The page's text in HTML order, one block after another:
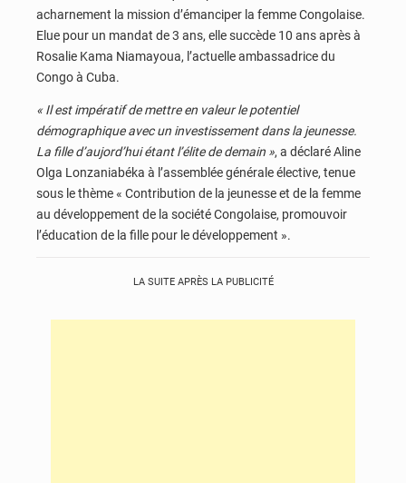
acharnement la mission d’émanciper la femme Congolaise.
Elue pour un mandat de 3 ans, elle succède 10 ans après à
Rosalie Kama Niamayoua, l’actuelle ambassadrice du
Congo à Cuba.
« Il est impératif de mettre en valeur le potentiel
démographique avec un investissement dans la jeunesse.
La fille d’aujord’hui étant l’élite de demain », a déclaré Aline
Olga Lonzaniabéka à l’assemblée générale élective, tenue
sous le thème « Contribution de la jeunesse et de la femme
au développement de la société Congolaise, promouvoir
l’éducation de la fille pour le développement ».
LA SUITE APRÈS LA PUBLICITÉ